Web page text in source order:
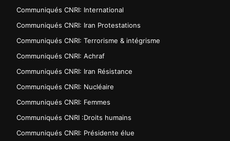
Communiqués CNRI: International
Communiqués CNRI: Iran Protestations
Communiqués CNRI: Terrorisme & intégrisme
Communiqués CNRI: Achraf
Communiqués CNRI: Iran Résistance
Communiqués CNRI: Nucléaire
Communiqués CNRI: Femmes
Communiqués CNRI :Droits humains
Communiqués CNRI: Présidente élue